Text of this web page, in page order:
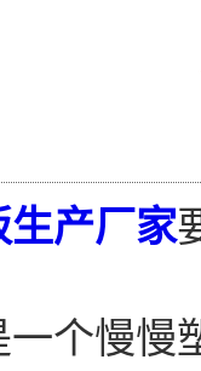
生产厂家
一个慢慢